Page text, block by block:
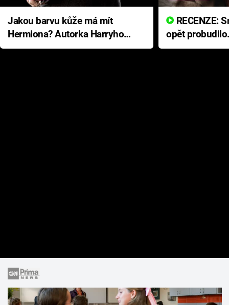
Jakou barvu kůže má mít
Hermiona? Autorka Harryho
Pottera přišla s ráznou
opět
přichází s